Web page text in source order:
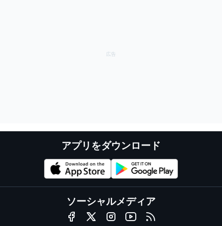
アプリをダウンロード
ソーシャルメディア